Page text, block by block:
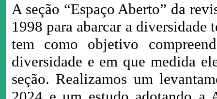
A seção “Espaço Aberto” da
1998 para abarcar a diversidade
tem como objetivo
diversidade e em que medida
seção. Realizamos um